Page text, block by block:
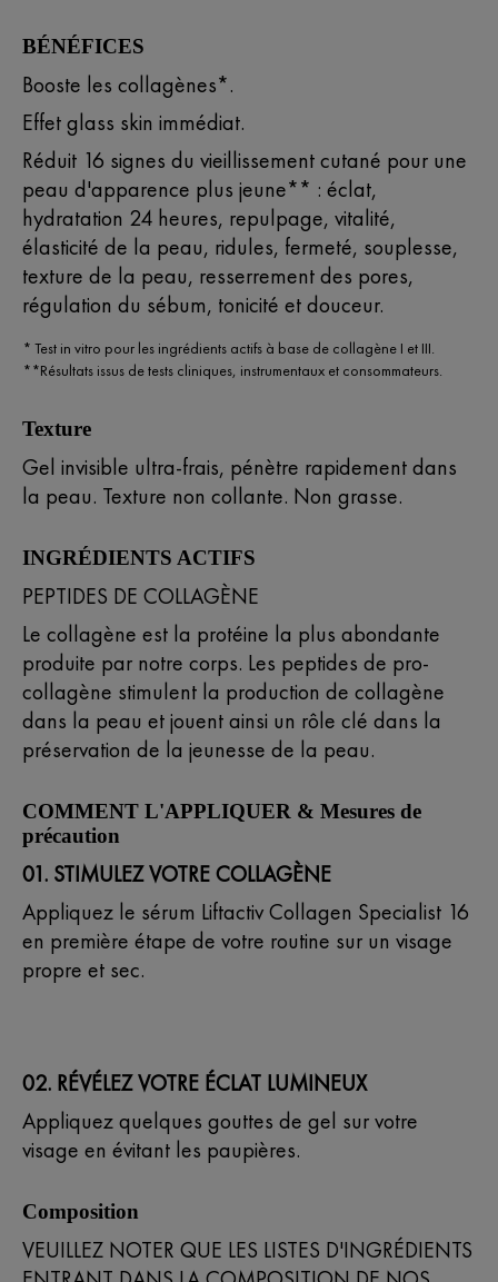
BÉNÉFICES
Booste les collagènes*.
Effet glass skin immédiat.
Réduit 16 signes du vieillissement cutané pour une
peau d'apparence plus jeune** : éclat,
hydratation 24 heures, repulpage, vitalité,
élasticité de la peau, ridules, fermeté, souplesse,
texture de la peau, resserrement des pores,
régulation du sébum, tonicité et douceur.
* Test in vitro pour les ingrédients actifs à base de collagène I et III. ​
**Résultats issus de tests cliniques, instrumentaux et consommateurs.
Texture
Gel invisible ultra-frais, pénètre rapidement dans
la peau. Texture non collante. Non grasse.
INGRÉDIENTS ACTIFS
PEPTIDES DE COLLAGÈNE
Le collagène est la protéine la plus abondante
produite par notre corps. Les peptides de pro-
collagène stimulent la production de collagène
dans la peau et jouent ainsi un rôle clé dans la
préservation de la jeunesse de la peau.
COMMENT L'APPLIQUER & Mesures de
précaution
01. STIMULEZ VOTRE COLLAGÈNE
Appliquez le sérum Liftactiv Collagen Specialist 16
en première étape de votre routine sur un visage
propre et sec.
02. RÉVÉLEZ VOTRE ÉCLAT LUMINEUX
Appliquez quelques gouttes de gel sur votre
visage en évitant les paupières.
Composition
VEUILLEZ NOTER QUE LES LISTES D'INGRÉDIENTS